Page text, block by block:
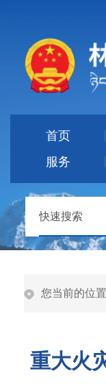
首页
服务
您当前的位置
重大火